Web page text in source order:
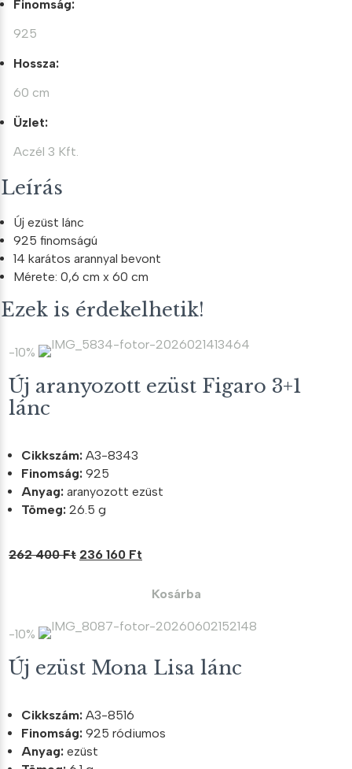
Finomság:
925
Hossza:
60 cm
Üzlet:
Aczél 3 Kft.
Leírás
Új ezüst lánc
925 finomságú
14 karátos arannyal bevont
Mérete: 0,6 cm x 60 cm
Ezek is érdekelhetik!
-10%
Új aranyozott ezüst Figaro 3+1
lánc
Cikkszám: A3-8343
Finomság: 925
Anyag: aranyozott ezüst
Tömeg: 26.5 g
262 400Ft Original
400 Ft.
236 160 Ft
is:
160 Ft.
Kosárba
-10%
Új ezüst Mona Lisa lánc
Cikkszám: A3-8516
Finomság: 925 ródiumos
Anyag: ezüst